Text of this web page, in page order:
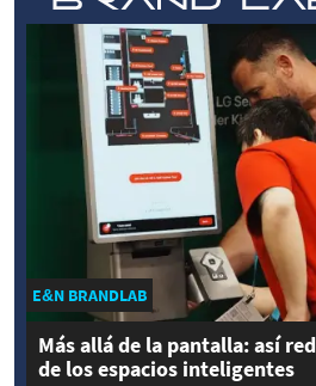
E&N BRANDLAB
Más allá de la pantalla: así
de los espacios inteligentes